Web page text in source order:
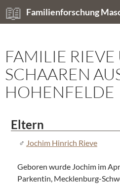
Zum
Inhalt
Familienforschung
Suchen
FAMILIE
SCHAAREN
HOHENFELDE
Eltern
Jochim Hinrich Rieve
Geboren wurde Jochim im
Parkentin, Mecklenburg-